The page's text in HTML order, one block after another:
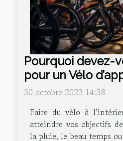
Pourquoi devez-
pour un Vélo
30 octobre 2023 14:38
Faire du vélo à
atteindre vos objectifs
la pluie, le beau temps